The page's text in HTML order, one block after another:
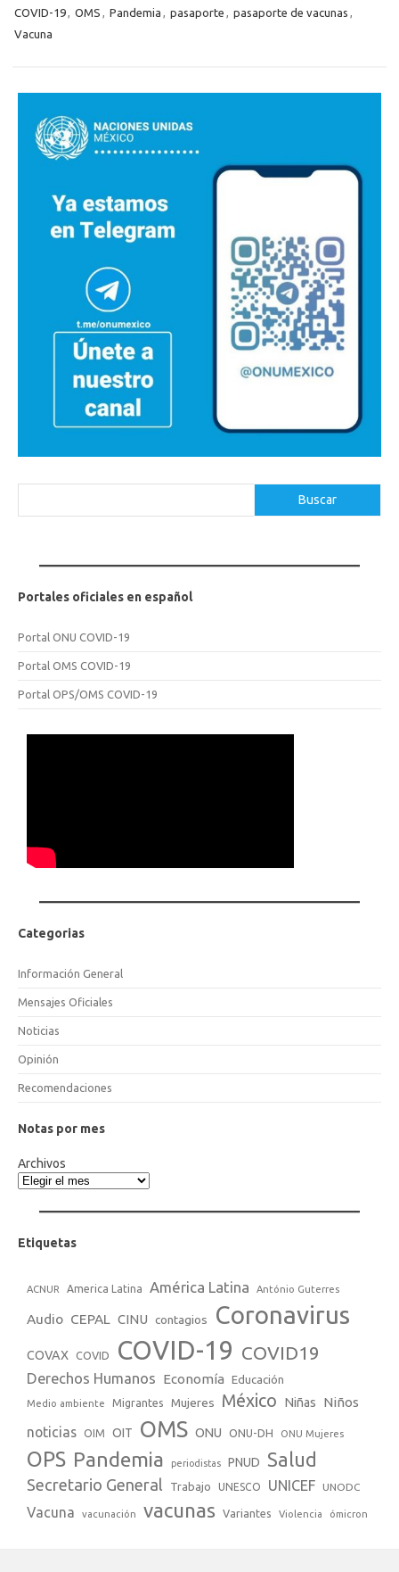
COVID-19, OMS , Pandemia , pasaporte , pasaporte de vacunas ,
Vacuna
Buscar
Portales oficiales en español
Portal ONU COVID-19
Portal OMS COVID-19
Portal OPS/OMS COVID-19
Categorias
Información General
Mensajes Oficiales
Noticias
Opinión
Recomendaciones
Notas por mes
Archivos
Etiquetas
ACNUR America Latina América Latina António Guterres
Audio CEPAL CINU contagios Coronavirus
COVAX COVID COVID-19 COVID19
Derechos Humanos Economía Educación
Medio ambiente Migrantes Mujeres México Niñas Niños
noticias OIM OIT OMS ONU ONU-DH ONU Mujeres
OPS Pandemia periodistas PNUD Salud
Secretario General Trabajo UNESCO UNICEF UNODC
Vacuna vacunación vacunas Variantes Violencia ómicron